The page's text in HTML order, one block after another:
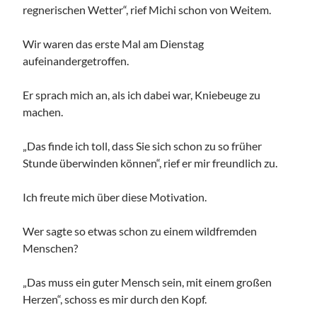
regnerischen Wetter“, rief Michi schon von Weitem.
Wir waren das erste Mal am Dienstag
aufeinandergetroffen.
Er sprach mich an, als ich dabei war, Kniebeuge zu
machen.
„Das finde ich toll, dass Sie sich schon zu so früher
Stunde überwinden können“, rief er mir freundlich zu.
Ich freute mich über diese Motivation.
Wer sagte so etwas schon zu einem wildfremden
Menschen?
„Das muss ein guter Mensch sein, mit einem großen
Herzen“, schoss es mir durch den Kopf.